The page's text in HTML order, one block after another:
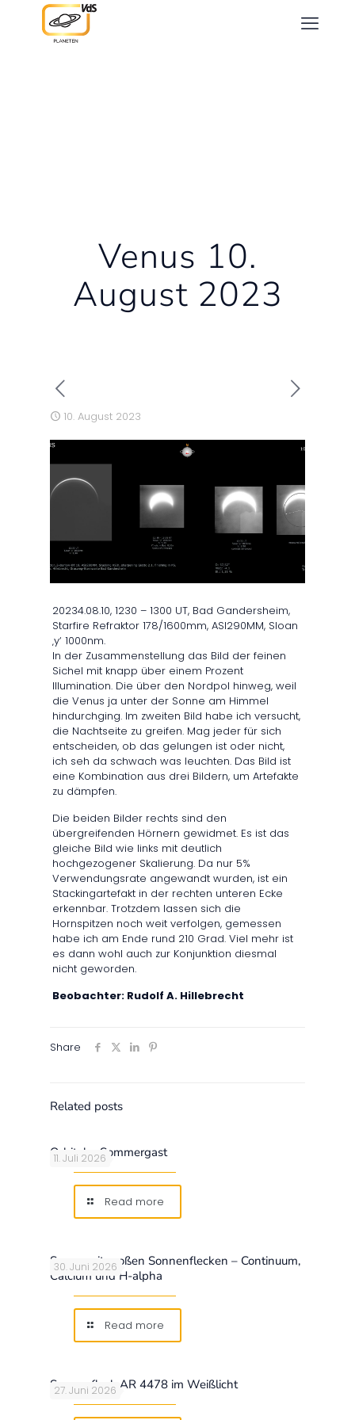
Venus 10.
August 2023
10. August 2023
20234.08.10, 1230 – 1300 UT, Bad Gandersheim,
Starfire Refraktor 178/1600mm, ASI290MM, Sloan
‚y‘ 1000nm.
In der Zusammenstellung das Bild der feinen
Sichel mit knapp über einem Prozent
Illumination. Die über den Nordpol hinweg, weil
die Venus ja unter der Sonne am Himmel
hindurchging. Im zweiten Bild habe ich versucht,
die Nachtseite zu greifen. Mag jeder für sich
entscheiden, ob das gelungen ist oder nicht,
ich seh da schwach was leuchten. Das Bild ist
eine Kombination aus drei Bildern, um Artefakte
zu dämpfen.
Die beiden Bilder rechts sind den
übergreifenden Hörnern gewidmet. Es ist das
gleiche Bild wie links mit deutlich
hochgezogener Skalierung. Da nur 5%
Verwendungsrate angewandt wurden, ist ein
Stackingartefakt in der rechten unteren Ecke
erkennbar. Trotzdem lassen sich die
Hornspitzen noch weit verfolgen, gemessen
habe ich am Ende rund 210 Grad. Viel mehr ist
es dann wohl auch zur Konjunktion diesmal
nicht geworden.
Beobachter: Rudolf A. Hillebrecht
Share
Related posts
11. Juli 2026
Orbitaler Sommergast
Read more
30. Juni 2026
Sonne mit großen Sonnenflecken – Continuum,
Calcium und H-alpha
Read more
27. Juni 2026
Sonnenfleck AR 4478 im Weißlicht